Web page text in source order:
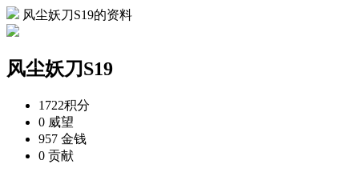
风尘妖刀S19的资料
风尘妖刀S19
1722积分
0 威望
957 金钱
0 贡献